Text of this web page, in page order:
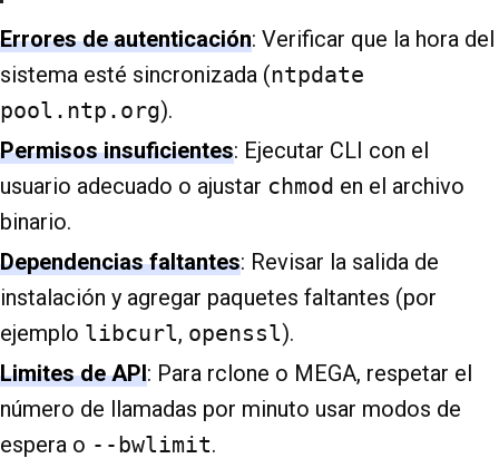
Errores de autenticación: Verificar que la hora del
sistema esté sincronizada (ntpdate
pool.ntp.org).
Permisos insuficientes: Ejecutar CLI con el
usuario adecuado o ajustar chmod en el archivo
binario.
Dependencias faltantes: Revisar la salida de
instalación y agregar paquetes faltantes (por
ejemplo libcurl, openssl).
Limites de API: Para rclone o MEGA, respetar el
número de llamadas por minuto usar modos de
espera o --bwlimit.